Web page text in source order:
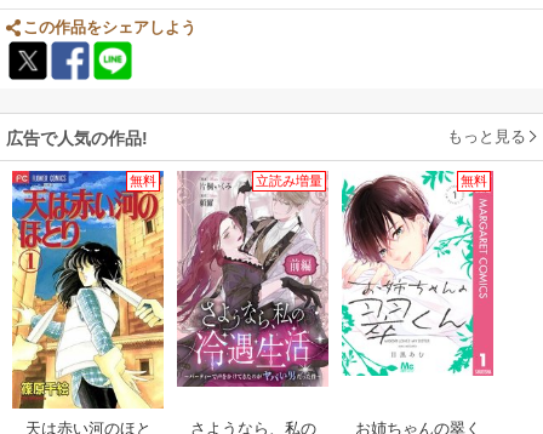
この作品をシェアしよう
広告で人気の作品! もっと見る
無料
天は赤い河のほと
立読み増量
さようなら、私の
無料
お姉ちゃんの翠く